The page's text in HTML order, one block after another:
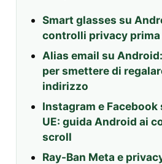
Smart glasses su
controlli privacy
Alias email su
per smettere di
indirizzo
Instagram e
UE: guida Android ai
scroll
Ray-Ban Meta e